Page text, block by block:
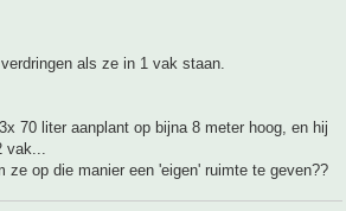
als ze in 1 vak staan.
70 liter aanplant op bijna 8 meter hoog, en hij
op die manier een 'eigen' ruimte te geven??